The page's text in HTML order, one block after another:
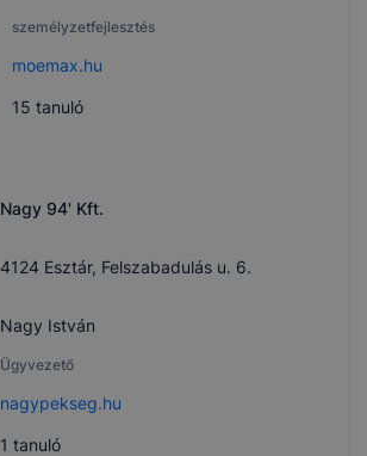
személyzetfejlesztés
moemax.hu
15 tanuló
Nagy 94' Kft.
4124 Esztár, Felszabadulás u. 6.
Nagy István
Ügyvezető
nagypekseg.hu
1 tanuló